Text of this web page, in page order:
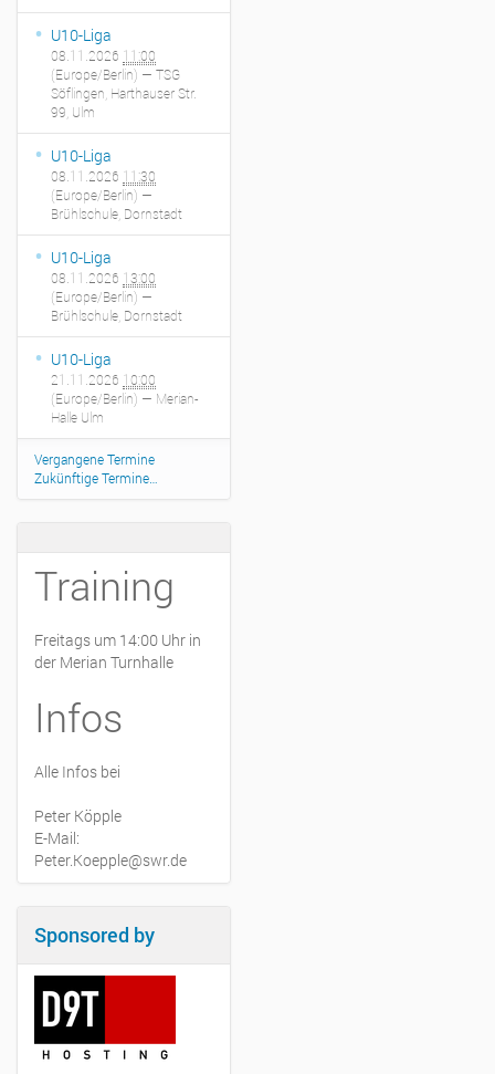
U10-Liga
08.11.2026 11:00
(Europe/Berlin) — TSG
Söflingen, Harthauser Str.
99, Ulm
U10-Liga
08.11.2026 11:30
(Europe/Berlin) —
Brühlschule, Dornstadt
U10-Liga
08.11.2026 13:00
(Europe/Berlin) —
Brühlschule, Dornstadt
U10-Liga
21.11.2026 10:00
(Europe/Berlin) — Merian-
Halle Ulm
Vergangene Termine
Zukünftige Termine…
Training
Freitags um 14:00 Uhr in
der Merian Turnhalle
Infos
Alle Infos bei
Peter Köpple
E-Mail:
Peter.Koepple@swr.de
Sponsored by